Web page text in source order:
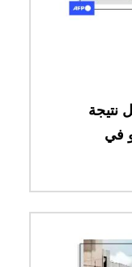
نتيجة
في